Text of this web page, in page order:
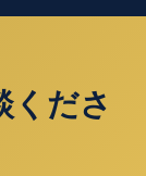
くださ